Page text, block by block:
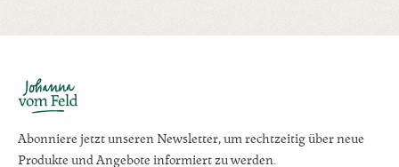
Abonniere jetzt unseren Newsletter, um rechtzeitig über neue
Produkte und Angebote informiert zu werden.